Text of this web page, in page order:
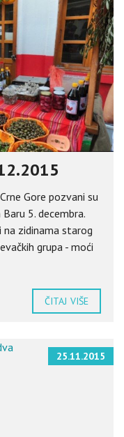
Gore pozvani su
5. decembra.
na zidinama starog
grupa - moći
ČITAJ VIŠE
25.11.2015